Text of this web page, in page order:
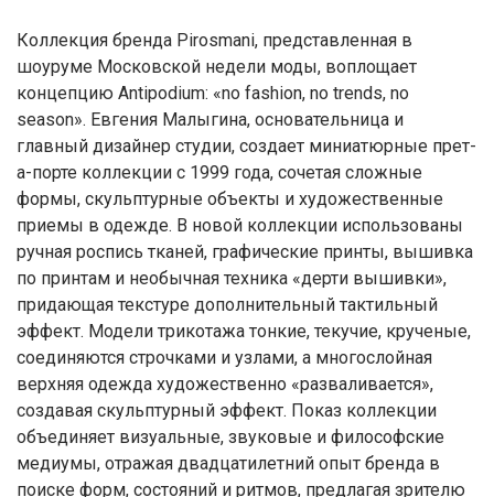
Коллекция бренда Pirosmani, представленная в
шоуруме Московской недели моды, воплощает
концепцию Antipodium: «no fashion, no trends, no
season». Евгения Малыгина, основательница и
главный дизайнер студии, создает миниатюрные прет-
а-порте коллекции с 1999 года, сочетая сложные
формы, скульптурные объекты и художественные
приемы в одежде. В новой коллекции использованы
ручная роспись тканей, графические принты, вышивка
по принтам и необычная техника «дерти вышивки»,
придающая текстуре дополнительный тактильный
эффект. Модели трикотажа тонкие, текучие, крученые,
соединяются строчками и узлами, а многослойная
верхняя одежда художественно «разваливается»,
создавая скульптурный эффект. Показ коллекции
объединяет визуальные, звуковые и философские
медиумы, отражая двадцатилетний опыт бренда в
поиске форм, состояний и ритмов, предлагая зрителю